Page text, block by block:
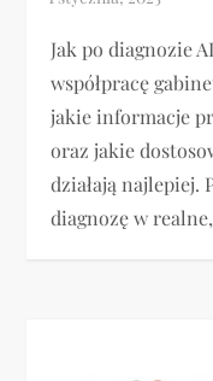
Jak po diagnozie
współpracę
jakie informacje
oraz jakie
działają najlepiej.
diagnozę w